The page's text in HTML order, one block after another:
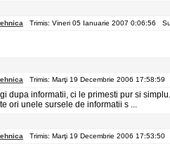
Trimis: Vineri 05 Ianuarie 2007 0:06:56
Trimis: Marţi 19 Decembrie 2006 17:58:59
dupa informatii, ci le primesti pur si
ori unele sursele de informatii s ...
Trimis: Marţi 19 Decembrie 2006 17:53:50